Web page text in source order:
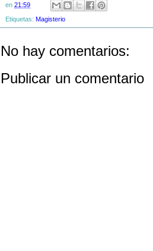
en 21:59
Etiquetas: Magisterio
No hay comentarios:
Publicar un comentario